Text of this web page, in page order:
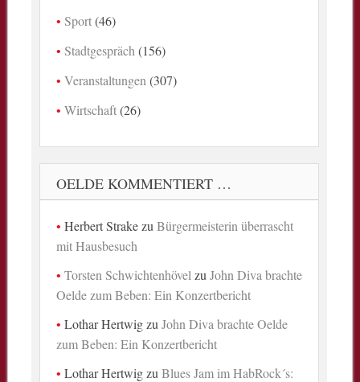
Sport(46)
Stadtgespräch (156)
Veranstaltungen (307)
Wirtschaft(26)
OELDE KOMMENTIERT …
Herbert StrakezuBürgermeisterin überrascht
mit Hausbesuch
Torsten Schwichtenhövel zuJohn Diva brachte
Oelde zum Beben: Ein Konzertbericht
Lothar HertwigzuJohn Diva brachte Oelde
zum Beben: Ein Konzertbericht
Lothar HertwigzuBlues Jam im HabRock´s: